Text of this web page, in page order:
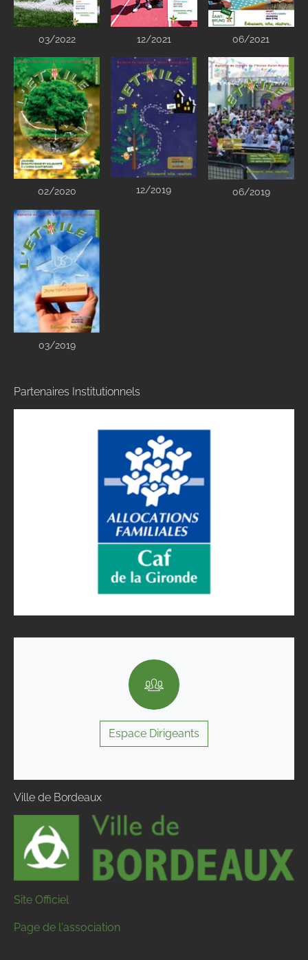
03/2022 12/2021 06/2021
02/2020 12/2019 06/2019
03/2019
Partenaires Institutionnels
Espace Dirigeants
Ville de Bordeaux
Site Officiel
Page de l'association